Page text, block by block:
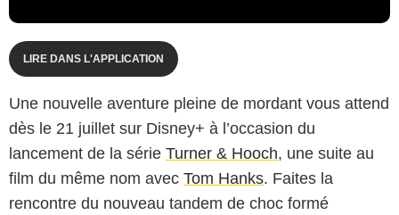
LIRE DANS L'APPLICATION
Une nouvelle aventure pleine de mordant vous attend
dès le 21 juillet sur Disney+ à l’occasion du
lancement de la série Turner & Hooch, une suite au
film du même nom avec Tom Hanks. Faites la
rencontre du nouveau tandem de choc formé